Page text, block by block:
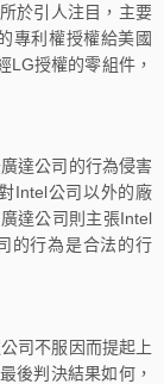
於引人注目，主要
專利權授權給美國
LG授權的零組件，
達公司的行為侵害
Intel公司以外的廠
達公司則主張Intel
的行為是合法的行
司不服因而提起上
後判決結果如何，